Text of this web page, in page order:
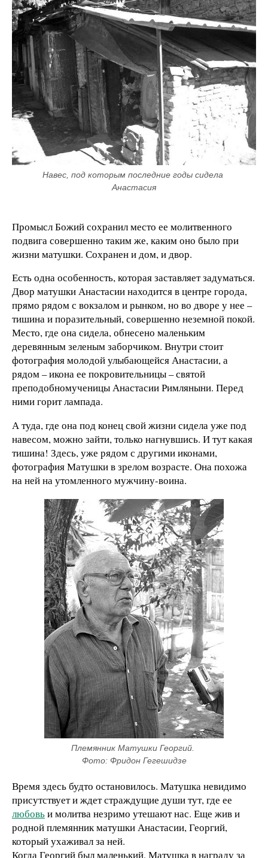
Навес, под которым последние годы сидела
Анастасия
Промысл Божий сохранил место ее молитвенного
подвига совершенно таким же, каким оно было при
жизни матушки. Сохранен и дом, и двор.
Есть одна особенность, которая заставляет задуматься.
Двор матушки Анастасии находится в центре города,
прямо рядом с вокзалом и рынком, но во дворе у нее –
тишина и поразительный, совершенно неземной покой.
Место, где она сидела, обнесено маленьким
деревянным зеленым заборчиком. Внутри стоит
фотография молодой улыбающейся Анастасии, а
рядом – икона ее покровительницы – святой
преподобномученицы Анастасии Римляныни. Перед
ними горит лампада.
А туда, где она под конец свой жизни сидела уже под
навесом, можно зайти, только нагнувшись. И тут какая
тишина! Здесь, уже рядом с другими иконами,
фотография Матушки в зрелом возрасте. Она похожа
на ней на утомленного мужчину-воина.
Племянник Матушки Георгий.
Фото: Фридон Гегешидзе
Время здесь будто остановилось. Матушка невидимо
присутствует и ждет страждущие души тут, где ее
любовьи молитва незримо утешают нас. Еще жив и
родной племянник матушки Анастасии, Георгий,
который ухаживал за ней.
Когда Георгий был маленький, Матушка в награду за